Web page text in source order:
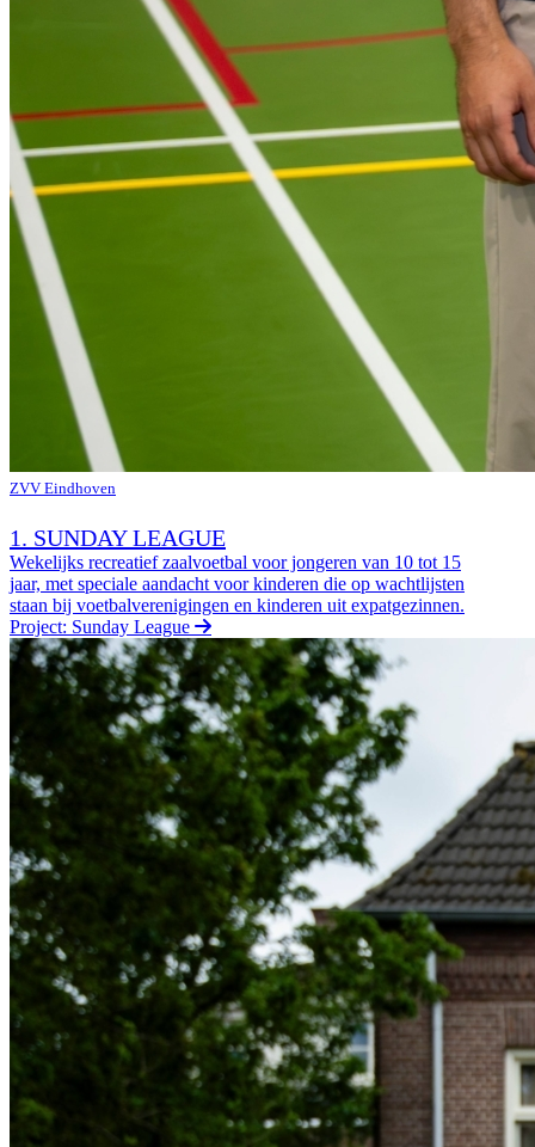
ZVV Eindhoven
1. SUNDAY LEAGUE
Wekelijks recreatief zaalvoetbal voor jongeren van 10 tot 15
jaar, met speciale aandacht voor kinderen die op wachtlijsten
staan bij voetbalverenigingen en kinderen uit expatgezinnen.
Project: Sunday League